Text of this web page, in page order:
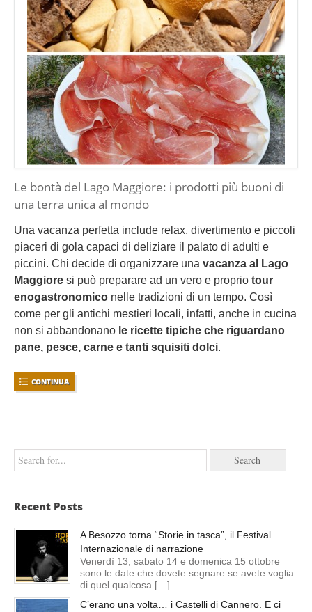
Le bontà del Lago Maggiore: i prodotti più buoni di
una terra unica al mondo
Una vacanza perfetta include relax, divertimento e piccoli
piaceri di gola capaci di deliziare il palato di adulti e
piccini. Chi decide di organizzare una vacanza al Lago
Maggiore si può preparare ad un vero e proprio tour
enogastronomico nelle tradizioni di un tempo. Così
come per gli antichi mestieri locali, infatti, anche in cucina
non si abbandonano le ricette tipiche che riguardano
pane, pesce, carne e tanti squisiti dolci.
CONTINUA
Recent Posts
A Besozzo torna “Storie in tasca”, il Festival
Internazionale di narrazione
Venerdì 13, sabato 14 e domenica 15 ottobre
sono le date che dovete segnare se avete voglia
di quel qualcosa […]
C’erano una volta… i Castelli di Cannero. E ci